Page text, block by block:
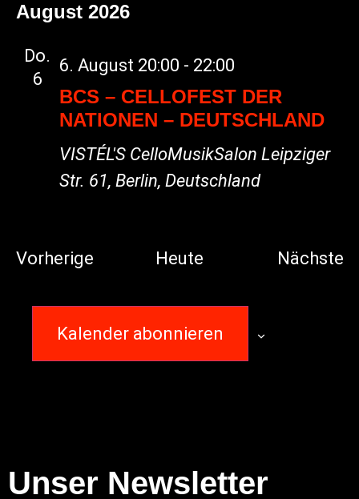
August 2026
Do.
6
BCS – CELLOFEST DER
NATIONEN – DEUTSCHLAND
6. August 20:00 - 22:00
VISTÉL'S CelloMusikSalon Leipziger
Str. 61, Berlin, Deutschland
VorherigeVeranstaltungen
Heute Nächste
Kalender abonnieren
Unser Newsletter